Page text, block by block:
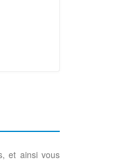
et ainsi vous